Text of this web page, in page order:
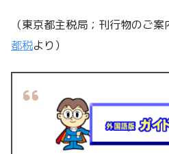
（東京都主税局；刊行物のご案
都税より）